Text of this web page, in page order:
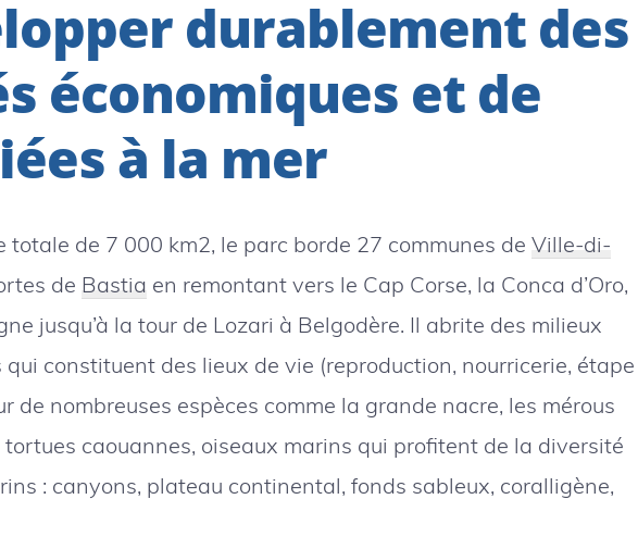
durablement des
économiques et de
à la mer
totale de 7 000 km2, le parc borde 27 communes de Ville-di-
de Bastia en remontant vers le Cap Corse, la Conca d’Oro,
jusqu’à la tour de Lozari à Belgodère. Il abrite des milieux
constituent des lieux de vie (reproduction, nourricerie, étape
de nombreuses espèces comme la grande nacre, les mérous
tortues caouannes, oiseaux marins qui profitent de la diversité
: canyons, plateau continental, fonds sableux, coralligène,